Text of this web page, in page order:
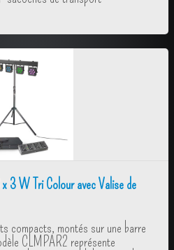
3 W Tri Colour avec Valise de
compacts, montés sur une barre
CLMPAR2 représente